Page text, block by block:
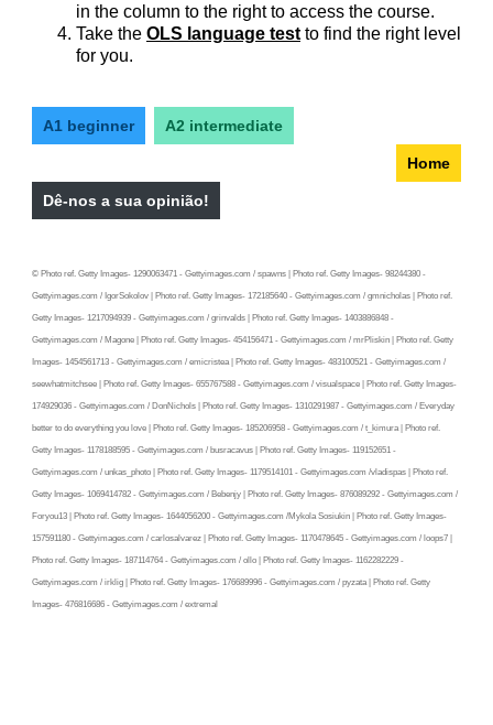
in the column to the right to access the course.
Take the OLS language test to find the right level
for you.
A1 beginner A2 intermediate
Home
Dê-nos a sua opinião!
© Photo ref. Getty Images- 1290063471 - Gettyimages.com / spawns | Photo ref. Getty Images- 98244380 -
Gettyimages.com / IgorSokolov | Photo ref. Getty Images- 172185640 - Gettyimages.com / gmnicholas | Photo ref.
Getty Images- 1217094939 - Gettyimages.com / grinvalds | Photo ref. Getty Images- 1403886848 -
Gettyimages.com / Magone | Photo ref. Getty Images- 454156471 - Gettyimages.com / mrPliskin | Photo ref. Getty
Images- 1454561713 - Gettyimages.com / emicristea | Photo ref. Getty Images- 483100521 - Gettyimages.com /
seewhatmitchsee | Photo ref. Getty Images- 655767588 - Gettyimages.com / visualspace | Photo ref. Getty Images-
174929036 - Gettyimages.com / DonNichols | Photo ref. Getty Images- 1310291987 - Gettyimages.com / Everyday
better to do everything you love | Photo ref. Getty Images- 185206958 - Gettyimages.com / t_kimura | Photo ref.
Getty Images- 1178188595 - Gettyimages.com / busracavus | Photo ref. Getty Images- 119152651 -
Gettyimages.com / unkas_photo | Photo ref. Getty Images- 1179514101 - Gettyimages.com /vladispas | Photo ref.
Getty Images- 1069414782 - Gettyimages.com / Bebenjy | Photo ref. Getty Images- 876089292 - Gettyimages.com /
Foryou13 | Photo ref. Getty Images- 1644056200 - Gettyimages.com /Mykola Sosiukin | Photo ref. Getty Images-
157591180 - Gettyimages.com / carlosalvarez | Photo ref. Getty Images- 1170478645 - Gettyimages.com / loops7 |
Photo ref. Getty Images- 187114764 - Gettyimages.com / ollo | Photo ref. Getty Images- 1162282229 -
Gettyimages.com / irklig | Photo ref. Getty Images- 176689996 - Gettyimages.com / pyzata | Photo ref. Getty
Images- 476816686 - Gettyimages.com / extremal